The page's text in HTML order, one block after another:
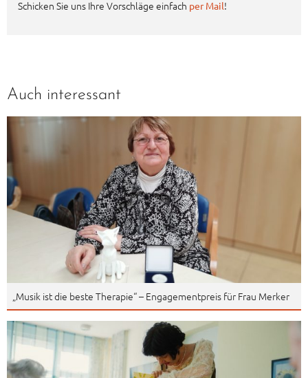
Schicken Sie uns Ihre Vorschläge einfach per Mail!
Auch interessant
„Musik ist die beste Therapie“ – Engagementpreis für Frau Merker